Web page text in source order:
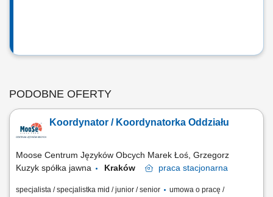
PODOBNE OFERTY
Koordynator / Koordynatorka Oddziału
Moose Centrum Języków Obcych Marek Łoś, Grzegorz
Kuzyk spółka jawna
Kraków praca stacjonarna
specjalista / specjalistka mid / junior / senior
umowa o pracę /